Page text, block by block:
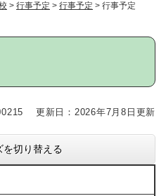
> 行事予定 > 行事予定 > 行事予定
更新日：2026年7月8日更新
を切り替える